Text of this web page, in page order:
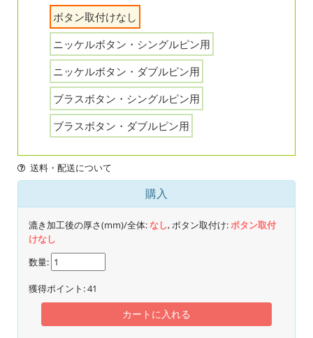
ボタン取付けなし
ニッケルボタン・シングルピン用
ニッケルボタン・ダブルピン用
ブラスボタン・シングルピン用
ブラスボタン・ダブルピン用
送料・配送について
購入
漉き加工後の厚さ(mm)/全体:なし, ボタン取付け:ボタン取付
けなし
数量:
獲得ポイント:41
カートに入れる